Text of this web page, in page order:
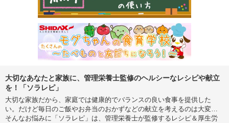
大切なあなたと家族に、管理栄養士監修のヘルシーなレシピや献立
を！「ソラレピ」
大切な家族だから、家庭では健康的でバランスの良い食事を提供した
い。だけど毎日のご飯やお弁当のおかずなどの献立を考えるのは大変…
そんなお悩みに「ソラレピ」は、管理栄養士が監修するレシピ＆厚生労